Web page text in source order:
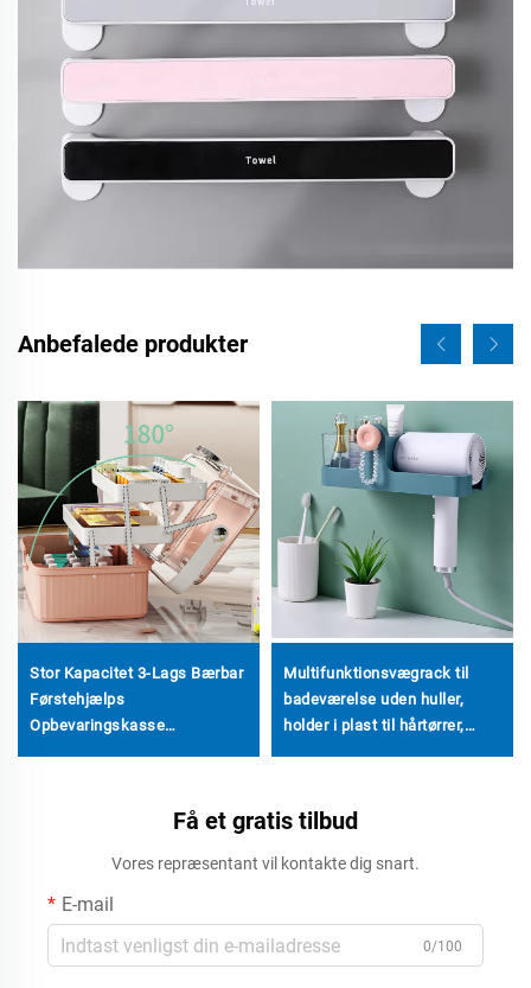
Anbefalede produkter
Stor Kapacitet 3-Lags Bærbar
Førstehjælps
Opbevaringskasse
Multifunktionsvægrack til
badeværelse uden huller,
holder i plast til hårtørrer,
Få et gratis tilbud
Vores repræsentant vil kontakte dig snart.
E-mail
0/100